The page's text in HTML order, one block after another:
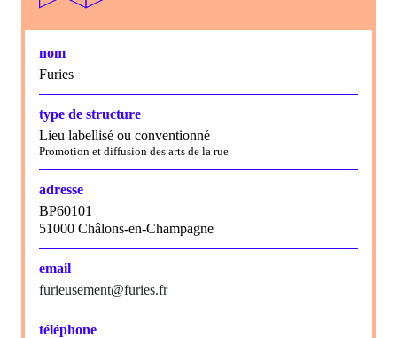
nom
Furies
type de structure
Lieu labellisé ou conventionné
Promotion et diffusion des arts de la rue
adresse
BP60101
51000 Châlons-en-Champagne
email
furieusement@furies.fr
téléphone